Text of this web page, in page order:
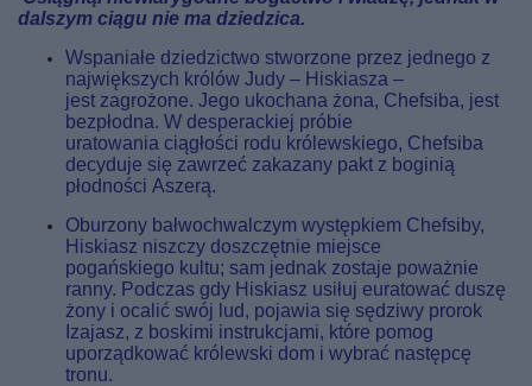
dalszym ciągu nie ma dziedzica.
Wspaniałe dziedzictwo stworzone przez jednego z
największych królów Judy – Hiskiasza –
jest zagrożone. Jego ukochana żona, Chefsiba, jest
bezpłodna. W desperackiej próbie
uratowania ciągłości rodu królewskiego, Chefsiba
decyduje się zawrzeć zakazany pakt z boginią
płodności Aszerą.
Oburzony bałwochwalczym występkiem Chefsiby,
Hiskiasz niszczy doszczętnie miejsce
pogańskiego kultu; sam jednak zostaje poważnie
ranny. Podczas gdy Hiskiasz usiłuj euratować duszę
żony i ocalić swój lud, pojawia się sędziwy prorok
Izajasz, z boskimi instrukcjami, które pomog
uporządkować królewski dom i wybrać następcę
tronu.